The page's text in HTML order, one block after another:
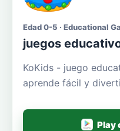
Edad 0-5 · Educational
juegos
KoKids - juego
aprende fácil y
Play